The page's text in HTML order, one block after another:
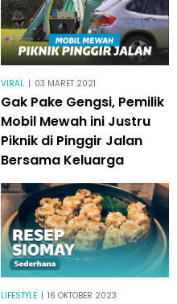
VIRAL | 03 MARET 2021
Gak Pake Gengsi, Pemilik
Mobil Mewah ini Justru
Piknik di Pinggir Jalan
Bersama Keluarga
LIFESTYLE | 16 OKTOBER 2023